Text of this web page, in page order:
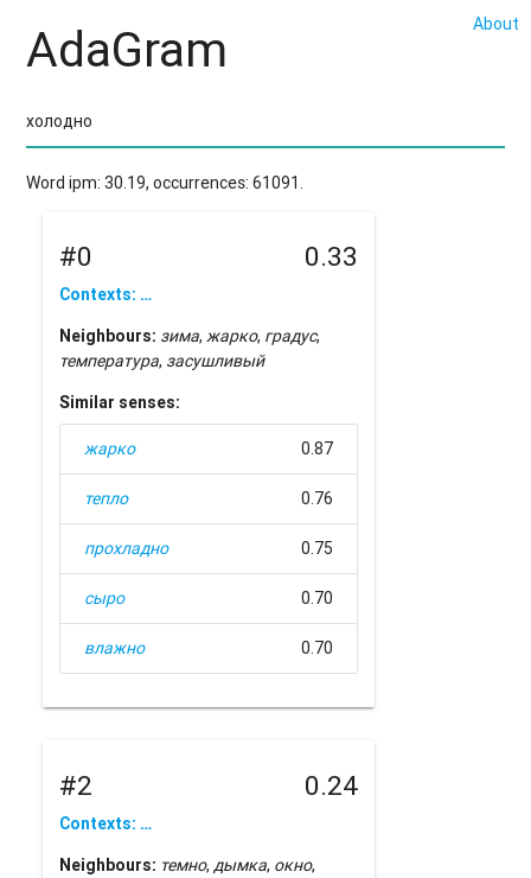
About
AdaGram
Word ipm: 30.19, occurrences: 61091.
#0 0.33
Contexts: …
Neighbours: зима,жарко, градус,
температура, засушливый
Similar senses:
жарко 0.87
тепло 0.76
прохладно 0.75
сыро 0.70
влажно 0.70
#2 0.24
Contexts: …
Neighbours: темно,дымка, окно,